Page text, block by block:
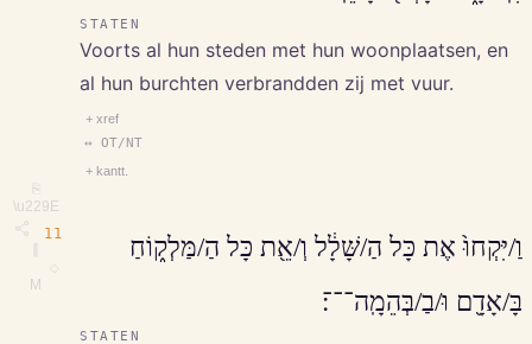
⎘
\u229E
M
STATEN
Voorts al hun steden met hun woonplaatsen, en
al hun burchten verbrandden zij met vuur.
+ xref
↔ OT/NT
+ kantt.
11
וַ/יִּקְחוּ֙ אֶת כָּל הַ/שָּׁלָ֔ל וְ/אֵ֖ת כָּל הַ/מַּלְק֑וֹחַ
בָּ/אָדָ֖ם וּ/בַ/בְּהֵמָֽה־־־׃
STATEN